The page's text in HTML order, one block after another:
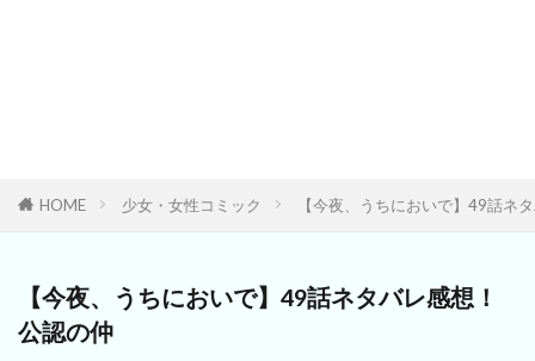
HOME 少女・女性コミック 【今夜、うちにおいで】49話ネ
【今夜、うちにおいで】49話ネタバレ感想！
公認の仲